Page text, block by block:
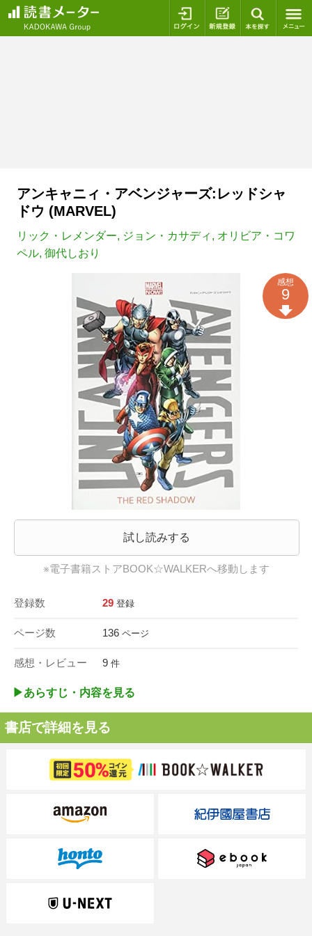
ログイン 新規登録
アンキャニィ・アベンジャーズ:レッドシャ
ドウ (MARVEL)
リック・レメンダー, ジョン・カサディ , オリビア・コワ
ペル, 御代しおり
試し読みする
※電子書籍ストアBOOK☆WALKERへ移動します
登録数 29 登録
ページ数 136 ページ
感想・レビュー 9 件
感想
9
▶︎あらすじ・内容を見る
書店で詳細を見る